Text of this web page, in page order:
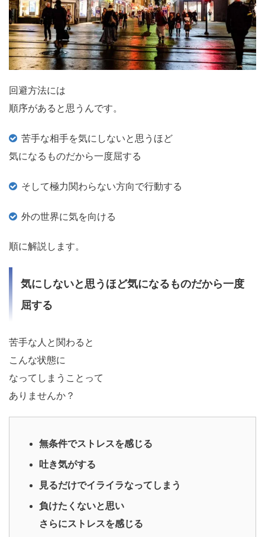
回避方法には
順序があると思うんです。
苦手な相手を気にしないと思うほど
気になるものだから一度屈する
そして極力関わらない方向で行動する
外の世界に気を向ける
順に解説します。
気にしないと思うほど気になるものだから一度
屈する
苦手な人と関わると
こんな状態に
なってしまうことって
ありませんか？
無条件でストレスを感じる
吐き気がする
見るだけでイライラなってしまう
負けたくないと思い
さらにストレスを感じる